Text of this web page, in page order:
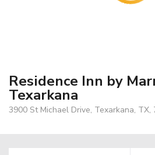
Residence Inn by
Texarkana
3900 St Michael Drive, Texarkana, TX,